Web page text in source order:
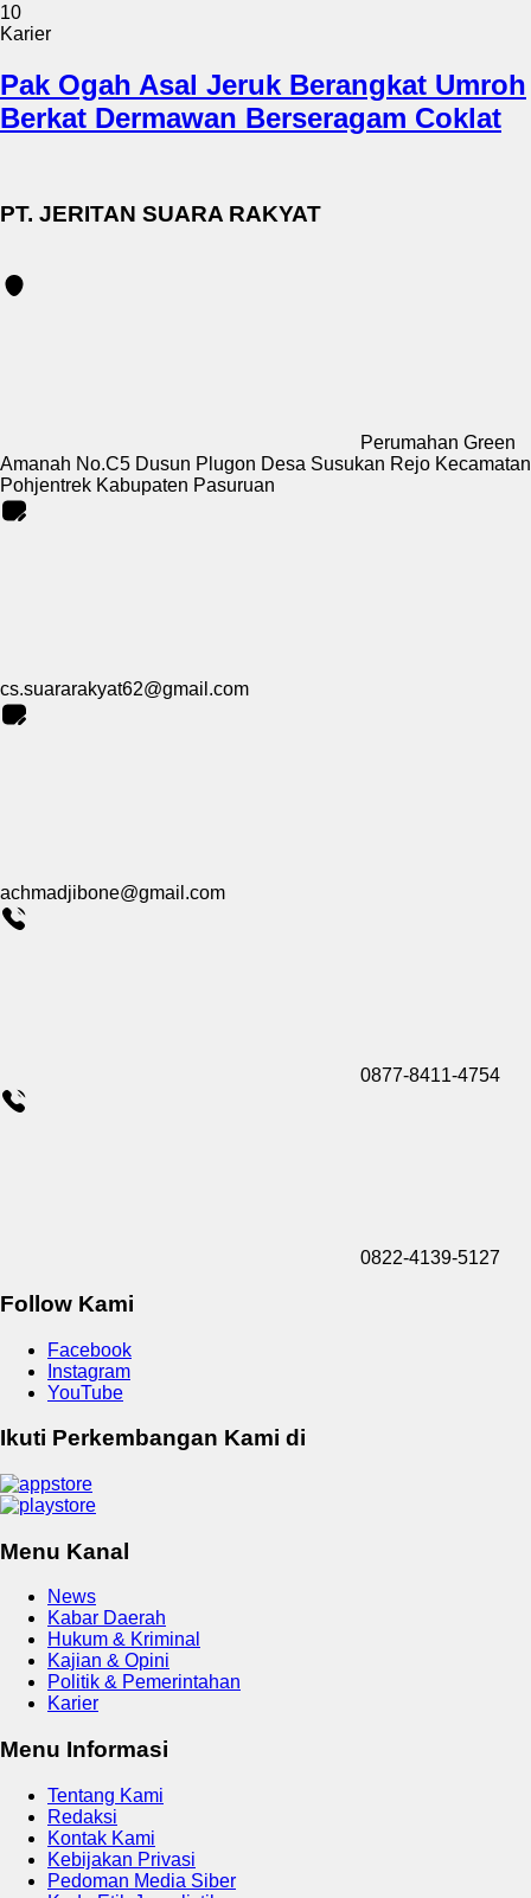
10
Karier
Pak Ogah Asal Jeruk Berangkat Umroh
Berkat Dermawan Berseragam Coklat
PT. JERITAN SUARA RAKYAT
Perumahan Green
Amanah No.C5 Dusun Plugon Desa Susukan Rejo Kecamatan
Pohjentrek Kabupaten Pasuruan
cs.suararakyat62@gmail.com
achmadjibone@gmail.com
0877-8411-4754
0822-4139-5127
Follow Kami
Facebook
Instagram
YouTube
Ikuti Perkembangan Kami di
Menu Kanal
News
Kabar Daerah
Hukum & Kriminal
Kajian & Opini
Politik & Pemerintahan
Karier
Menu Informasi
Tentang Kami
Redaksi
Kontak Kami
Kebijakan Privasi
Pedoman Media Siber